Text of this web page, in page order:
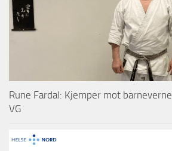
Rune Fardal: Kjemper mot
VG